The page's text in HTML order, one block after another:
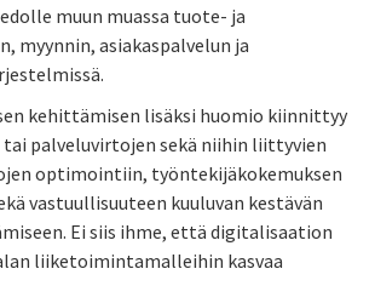
muun muassa tuote- ja
myynnin, asiakaspalvelun ja
kehittämisen lisäksi huomio kiinnittyy
palveluvirtojen sekä niihin liittyvien
optimointiin, työntekijäkokemuksen
vastuullisuuteen kuuluvan kestävän
Ei siis ihme, että digitalisaation
liiketoimintamalleihin kasvaa